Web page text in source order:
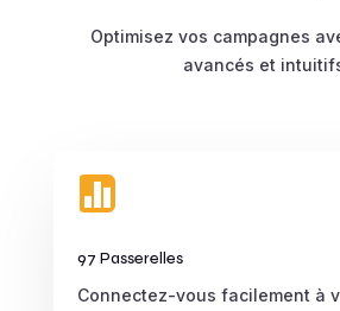
Optimisez vos campagnes
avancés et

97 Passerelles
Connectez-vous facilement à